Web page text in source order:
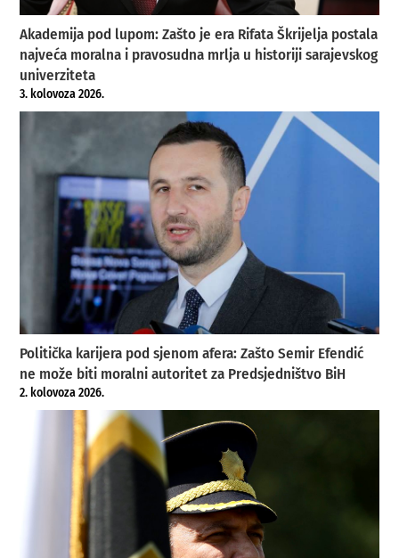
Akademija pod lupom: Zašto je era Rifata Škrijelja postala
najveća moralna i pravosudna mrlja u historiji sarajevskog
univerziteta
3. kolovoza 2026.
Politička karijera pod sjenom afera: Zašto Semir Efendić
ne može biti moralni autoritet za Predsjedništvo BiH
2. kolovoza 2026.